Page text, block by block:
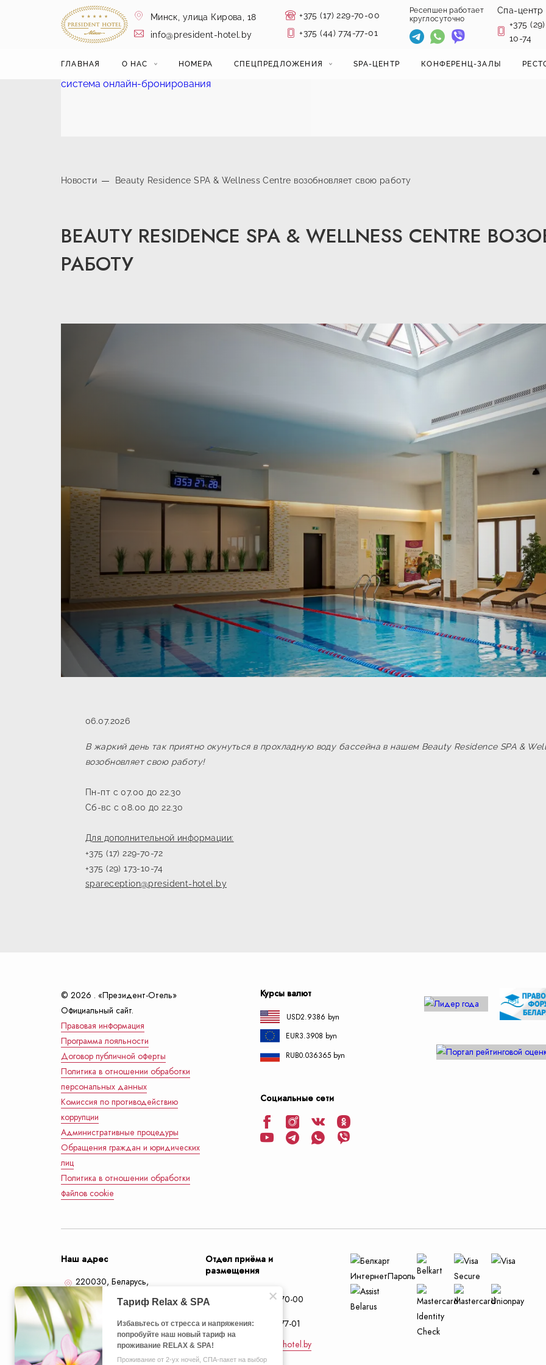
Минск, улица Кирова, 18
info@president-hotel.by
+375 (17) 229-70-00
+375 (44) 774-77-01
Ресепшен работает
круглосуточно
Спа-центр
+375
10-74
ГЛАВНАЯ О НАС НОМЕРА СПЕЦПРЕДЛОЖЕНИЯ SPA-ЦЕНТР КОНФЕРЕНЦ-ЗАЛЫ
система онлайн-бронирования
Новости Beauty Residence SPA & Wellness Centre возобновляет свою работу
BEAUTY RESIDENCE SPA & WELLNESS CENTRE
РАБОТУ
06.07.2026
В жаркий день так приятно окунуться в прохладную воду бассейна в нашем Beauty Residence SPA &
возобновляет свою работу!
Пн-пт с 07.00 до 22.30
Сб-вс с 08.00 до 22.30
Для дополнительной информации:
+375 (17) 229-70-72
+375 (29) 173-10-74
spareception@president-hotel.by
© 2026 . «Президент-Отель»
Официальный сайт.
Правовая информация
Программа лояльности
Договор публичной оферты
Политика в отношении обработки
персональных данных
Комиссия по противодействию
коррупции
Административные процедуры
Обращения граждан и юридических
лиц
Политика в отношении обработки
файлов cookie
Курсы валют
USD2.9386 byn
EUR3.3908 byn
RUB0.036365 byn
Социальные сети
Наш адрес
220030, Беларусь,
Минск,улица Кирова, 18
Отдел приёма и
размещения
+375 (17) 229-70-00
+375 (44) 774-77-01
info@president-hotel.by
Избавьтесь от стресса и напряжения:
попробуйте наш новый тариф на
проживание RELAX & SPA!
"Раннее бронирование"
Cпециальный тариф даёт вам
максимальную скидку
Получить скидку
Если Вы планируете длительную поездку в
Минск, то у нас для Вас есть специальное
предложение!
Скидка 45%
Избавьтесь от стресса и напряжения:
попробуйте наш новый тариф на
проживание RELAX & SPA!